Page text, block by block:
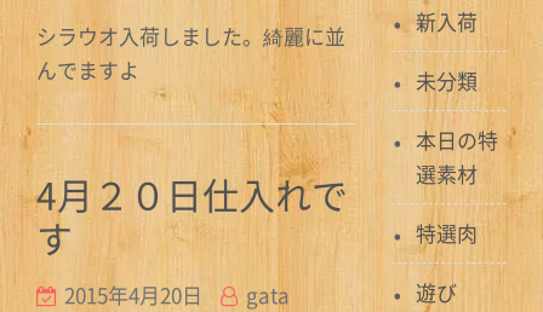
シラウオ入荷しました。綺麗に並
んでますよ
4月２０日仕入れで
す
2015年4月20日
gata
新入荷
未分類
本日の特
選素材
特選肉
遊び